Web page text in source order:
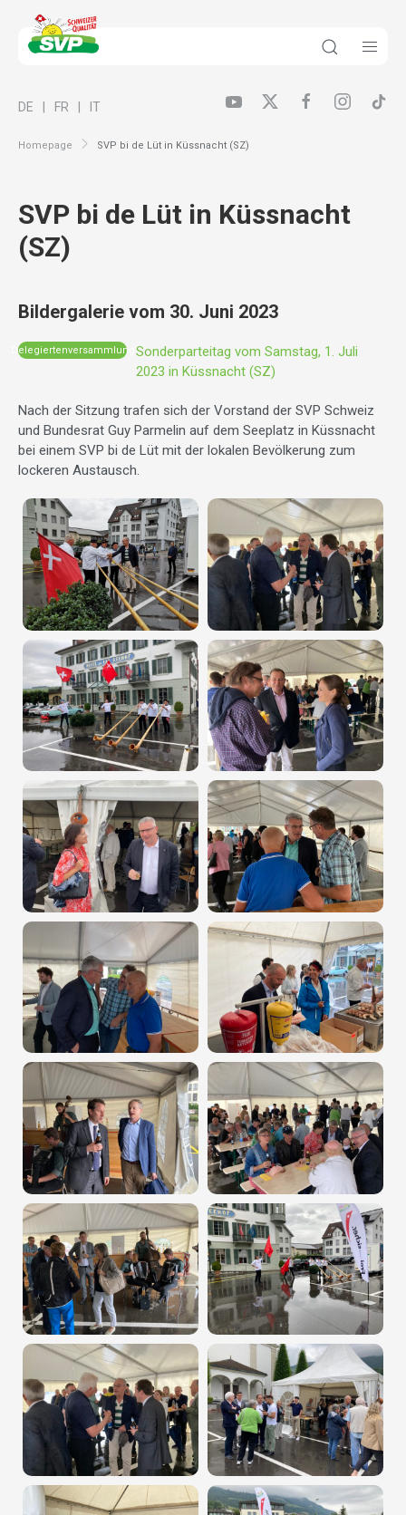
Homepage SVP bi de Lüt in Küssnacht (SZ)
DE FR IT
SVP bi de Lüt in Küssnacht
(SZ)
Bildergalerie vom 30. Juni 2023
Delegiertenversammlung
Sonderparteitag vom Samstag, 1. Juli
2023 in Küssnacht (SZ)
Nach der Sitzung trafen sich der Vorstand der SVP Schweiz
und Bundesrat Guy Parmelin auf dem Seeplatz in Küssnacht
bei einem SVP bi de Lüt mit der lokalen Bevölkerung zum
lockeren Austausch.